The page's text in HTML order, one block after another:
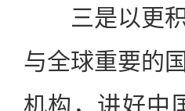
三是以更积
与全球重要的
机构，讲好中